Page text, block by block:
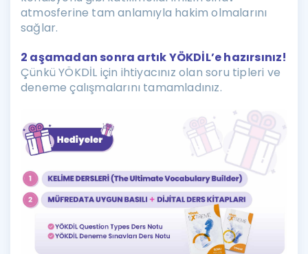
atmosferine tam anlamıyla hakim olmalarını
sağlar.
2 aşamadan sonra artık YÖKDİL’e hazırsınız!
Çünkü YÖKDİL için ihtiyacınız olan soru tipleri ve
deneme çalışmalarını tamamladınız.